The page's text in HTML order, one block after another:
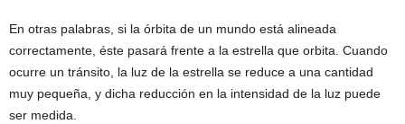
En otras palabras, si la órbita de un mundo está alineada
correctamente, éste pasará frente a la estrella que orbita. Cuando
ocurre un tránsito, la luz de la estrella se reduce a una cantidad
muy pequeña, y dicha reducción en la intensidad de la luz puede
ser medida.